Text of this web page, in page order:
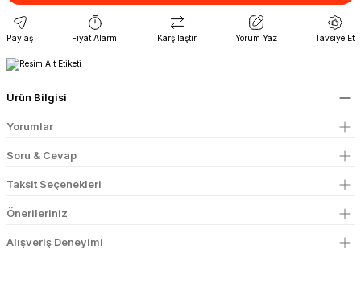
Paylaş Fiyat Alarmı Karşılaştır Yorum Yaz Tavsiye Et
Ürün Bilgisi
Yorumlar
Soru & Cevap
Taksit Seçenekleri
Önerileriniz
Alışveriş Deneyimi